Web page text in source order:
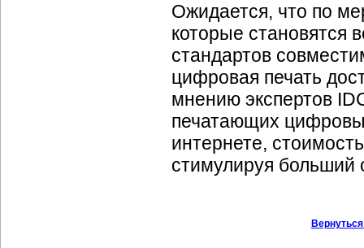
Ожидается, что по
которые становятся
стандартов
цифровая печать
мнению экспертов
печатающих
интернете,
стимулируя больший